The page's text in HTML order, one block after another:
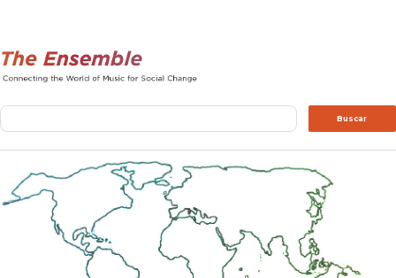
Buscar Buscar